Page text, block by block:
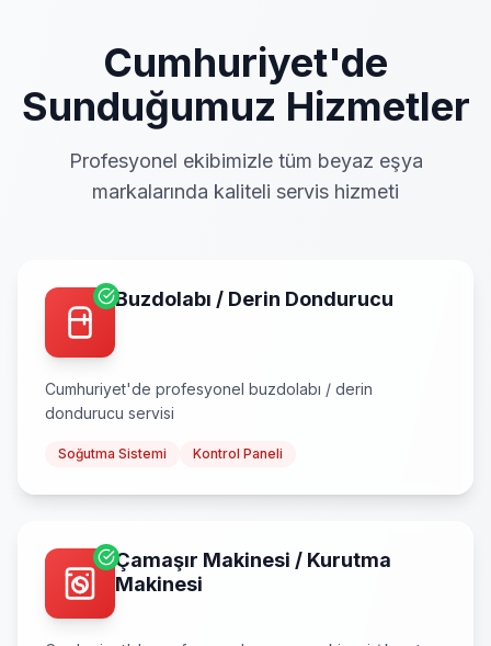
Cumhuriyet'de
Sunduğumuz Hizmetler
Profesyonel ekibimizle tüm beyaz eşya
markalarında kaliteli servis hizmeti
Buzdolabı / Derin Dondurucu
Cumhuriyet'de profesyonel buzdolabı / derin
dondurucu servisi
Soğutma Sistemi Kontrol Paneli
Çamaşır Makinesi / Kurutma
Makinesi